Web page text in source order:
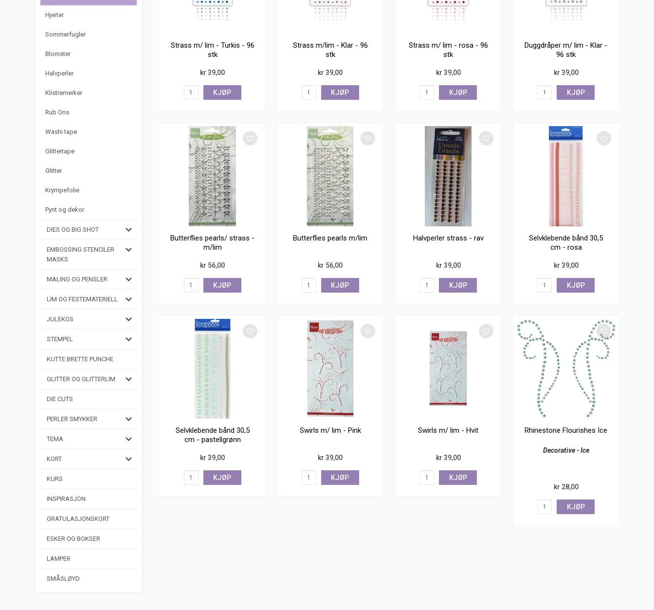
Hjerter
Sommerfugler
Blomster
Halvperler
Klistremerker
Rub Ons
Washi tape
Glittertape
Glitter
Krympefolie
Pynt og dekor
DIES OG BIG SHOT
EMBOSSING STENCILER
MASKS
MALING OG PENSLER
LIM OG FESTEMATERIELL
JULEKOS
STEMPEL
KUTTE BRETTE PUNCHE
GLITTER OG GLITTERLIM
DIE CUTS
PERLER SMYKKER
TEMA
KORT
KURS
INSPIRASJON
GRATULASJONSKORT
ESKER OG BOKSER
LAMPER
SMÅSLØYD
Strass m/ lim - Turkis - 96
stk
kr 39,00
KJØP
Strass m/lim - Klar - 96
stk
kr 39,00
KJØP
Strass m/ lim - rosa - 96
stk
kr 39,00
KJØP
Duggdråper m/ lim - Klar -
96 stk
kr 39,00
KJØP
Butterflies pearls/ strass -
m/lim
kr 56,00
KJØP
Butterflies pearls m/lim
kr 56,00
KJØP
Halvperler strass - rav
kr 39,00
KJØP
Selvklebende bånd 30,5
cm - rosa
kr 39,00
KJØP
Selvklebende bånd 30,5
cm - pastellgrønn
kr 39,00
KJØP
Swirls m/ lim - Pink
kr 39,00
KJØP
Swirls m/ lim - Hvit
kr 39,00
KJØP
Rhinestone Flourishes Ice
Decorative - Ice
kr 28,00
KJØP